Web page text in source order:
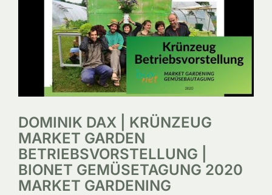
ÜBER UNS
DOMINIK DAX | KRÜNZEUG
MARKET GARDEN
BETRIEBSVORSTELLUNG |
BIONET GEMÜSETAGUNG 2020
MARKET GARDENING